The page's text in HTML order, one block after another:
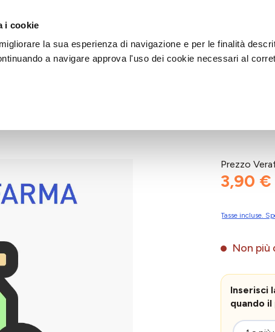
i cookie
la sua esperienza di navigazione e per le finalità
a navigare approva l'uso dei cookie necessari al
MASK
Prezzo
3,90 €
Tasse incluse.
Non più
Inserisci
quando